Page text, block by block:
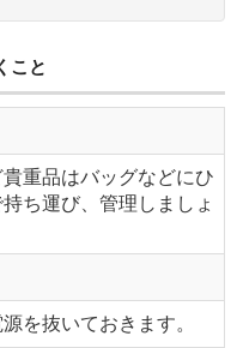
こと
重品はバッグなどにひ
ち運び、管理しましょ
を抜いておきます。